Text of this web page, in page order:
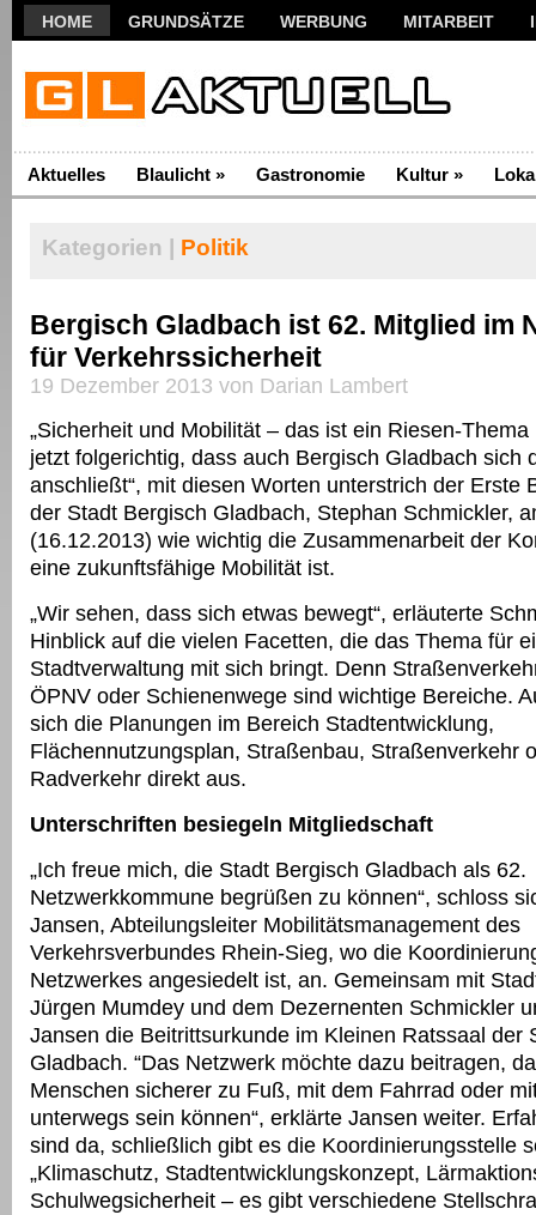
HOME GRUNDSÄTZE WERBUNG MITARBEIT
Aktuelles Blaulicht » Gastronomie Kultur »
Kategorien | Politik
Bergisch Gladbach ist 62. Mitglied im
für Verkehrssicherheit
19 Dezember 2013 von Darian Lambert
„Sicherheit und Mobilität – das ist ein Riesen-
jetzt folgerichtig, dass auch Bergisch Gladbach sich
anschließt“, mit diesen Worten unterstrich der Erste
der Stadt Bergisch Gladbach, Stephan Schmickler,
(16.12.2013) wie wichtig die Zusammenarbeit der
eine zukunftsfähige Mobilität ist.
„Wir sehen, dass sich etwas bewegt“, erläuterte
Hinblick auf die vielen Facetten, die das Thema für
Stadtverwaltung mit sich bringt. Denn
ÖPNV oder Schienenwege sind wichtige Bereiche.
sich die Planungen im Bereich Stadtentwicklung,
Flächennutzungsplan, Straßenbau, Straßenverkehr
Radverkehr direkt aus.
Unterschriften besiegeln Mitgliedschaft
„Ich freue mich, die Stadt Bergisch Gladbach als 62.
Netzwerkkommune begrüßen zu können“, schloss
Jansen, Abteilungsleiter Mobilitätsmanagement des
Verkehrsverbundes Rhein-Sieg, wo die
Netzwerkes angesiedelt ist, an. Gemeinsam mit
Jürgen Mumdey und dem Dezernenten Schmickler
Jansen die Beitrittsurkunde im Kleinen Ratssaal der
Gladbach. “Das Netzwerk möchte dazu beitragen,
Menschen sicherer zu Fuß, mit dem Fahrrad oder
unterwegs sein können“, erklärte Jansen weiter.
sind da, schließlich gibt es die Koordinierungsstelle
„Klimaschutz, Stadtentwicklungskonzept,
Schulwegsicherheit – es gibt verschiedene